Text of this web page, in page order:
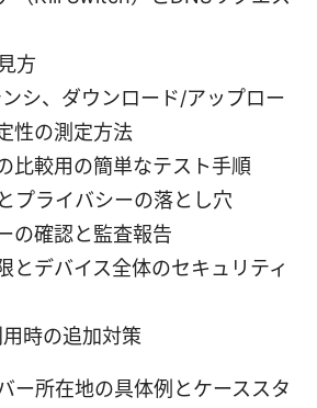
方
シ、ダウンロード/アップロー
性の測定方法
比較用の簡単なテスト手順
プライバシーの落とし穴
の確認と監査報告
とデバイス全体のセキュリティ
時の追加対策
ー所在地の具体例とケーススタ